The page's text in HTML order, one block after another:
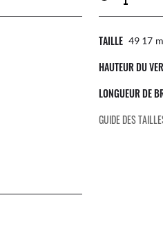
TAILLE 49 17
HAUTEUR DU
LONGUEUR DE
GUIDE DES